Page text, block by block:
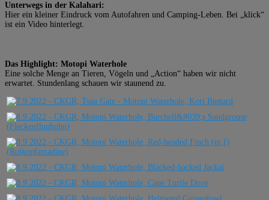
Unterwegs in der Kalahari:
Hier ein kleiner Eindruck vom Autofahren und Camping-Leben. Bei „klick“
ist ein Video hinterlegt.
Das Highlight: Motopi Waterhole
Eine solche Menge an Tieren, Vögeln und „Action“ haben wir nicht
erwartet. Stundenlang schauen wir staunend zu.